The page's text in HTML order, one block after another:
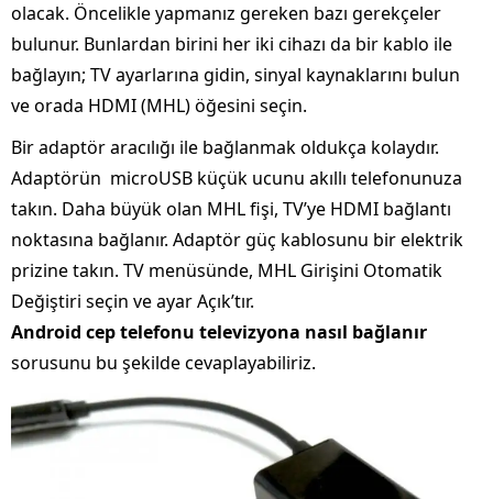
olacak. Öncelikle yapmanız gereken bazı gerekçeler
bulunur. Bunlardan birini her iki cihazı da bir kablo ile
bağlayın; TV ayarlarına gidin, sinyal kaynaklarını bulun
ve orada HDMI (MHL) öğesini seçin.
Bir adaptör aracılığı ile bağlanmak oldukça kolaydır.
Adaptörün microUSB küçük ucunu akıllı telefonunuza
takın. Daha büyük olan MHL fişi, TV’ye HDMI bağlantı
noktasına bağlanır. Adaptör güç kablosunu bir elektrik
prizine takın. TV menüsünde, MHL Girişini Otomatik
Değiştiri seçin ve ayar Açık’tır.
Android ceptelefonu televizyona nasıl bağlanır
sorusunu bu şekilde cevaplayabiliriz.